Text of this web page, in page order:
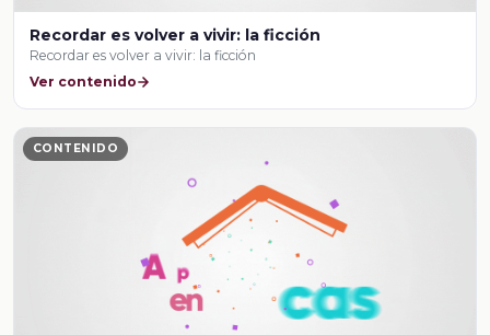
Recordar es volver a vivir: la ficción
Recordar es volver a vivir: la ficción
Ver contenido
CONTENIDO